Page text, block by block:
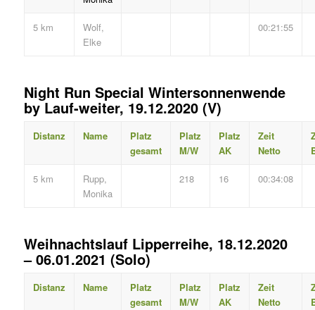
5 km
Wolf,
Elke
00:21:55
Night Run Special Wintersonnenwende
by Lauf-weiter, 19.12.2020 (V)
Distanz Name
Platz
gesamt
Platz
M/W
Platz
AK
Zeit
Netto
5 km
Rupp,
Monika
218 16 00:34:08
Weihnachtslauf Lipperreihe, 18.12.2020
– 06.01.2021 (Solo)
Distanz Name
Platz
gesamt
Platz
M/W
Platz
AK
Zeit
Netto